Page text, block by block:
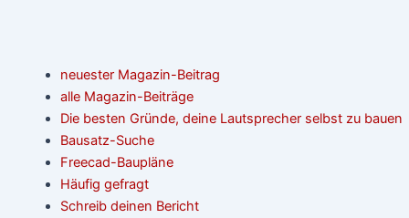
neuester Magazin-Beitrag
alle Magazin-Beiträge
Die besten Gründe, deine Lautsprecher selbst zu bauen
Bausatz-Suche
Freecad-Baupläne
Häufig gefragt
Schreib deinen Bericht